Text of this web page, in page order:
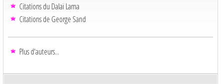
Citations du Dalaï Lama
Citations de George Sand
Plus d'auteurs...